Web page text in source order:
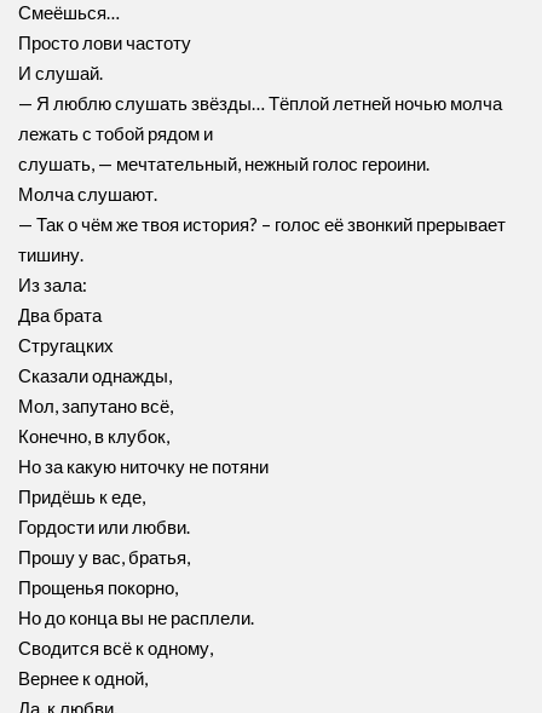
Смеёшься…
Просто лови частоту
И слушай.
— Я люблю слушать звёзды… Тёплой летней ночью молча
лежать с тобой рядом и
слушать, — мечтательный, нежный голос героини.
Молча слушают.
— Так о чём же твоя история? – голос её звонкий прерывает
тишину.
Из зала:
Два брата
Стругацких
Сказали однажды,
Мол, запутано всё,
Конечно, в клубок,
Но за какую ниточку не потяни
Придёшь к еде,
Гордости или любви.
Прошу у вас, братья,
Прощенья покорно,
Но до конца вы не расплели.
Сводится всё к одному,
Вернее к одной,
Да, к любви.